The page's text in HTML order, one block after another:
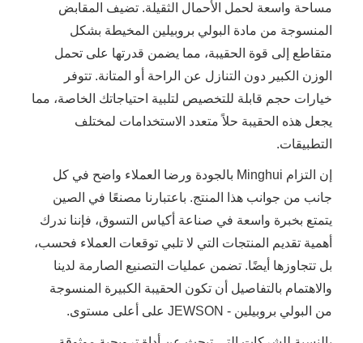
مساحة واسعة لحمل الأحمال الثقيلة. تضيف المقابض
المنسوجة من مادة البولي بروبيلين المخيطة بشكل
متقاطع إلى قوة الحقيبة، مما يضمن قدرتها على تحمل
الوزن الكبير دون التنازل عن الراحة أو المتانة. تتوفر
خيارات حجم قابلة للتخصيص لتلبية احتياجاتك الخاصة، مما
يجعل هذه الحقيبة حلاً متعدد الاستخدامات لمختلف
التطبيقات.
إن التزام Minghui بالجودة ورضا العملاء واضح في كل
جانب من جوانب هذا المنتج. باعتبارنا مصنعًا في الصين
يتمتع بخبرة واسعة في صناعة أكياس التسوق، فإننا ندرك
أهمية تقديم المنتجات التي لا تلبي توقعات العملاء فحسب،
بل تتجاوزها أيضًا. تضمن عمليات التصنيع الصارمة لدينا
والاهتمام بالتفاصيل أن تكون الحقيبة الكبيرة المنسوجة
من البولي بروبيلين - JEWSON على أعلى مستوى.